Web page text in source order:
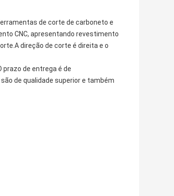
de corte de carboneto e
CNC, apresentando revestimento
direção de corte é direita e o
prazo de entrega é de
de qualidade superior e também